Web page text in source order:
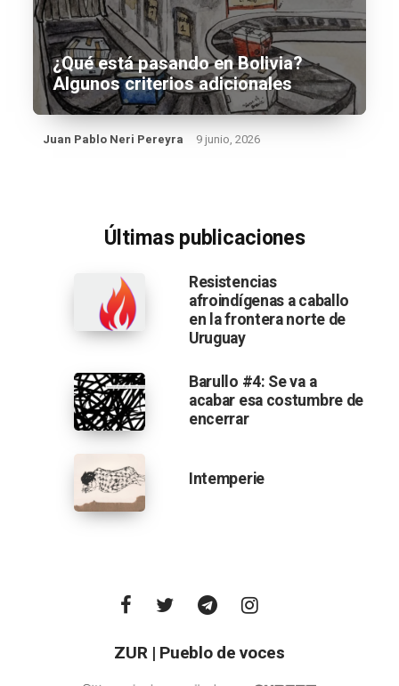
¿Qué está pasando en Bolivia?
Algunos criterios adicionales
Juan Pablo Neri Pereyra 9 junio, 2026
Últimas publicaciones
Resistencias
afroindígenas a caballo
en la frontera norte de
Uruguay
Barullo #4: Se va a
acabar esa costumbre de
encerrar
Intemperie
ZUR | Pueblo de voces